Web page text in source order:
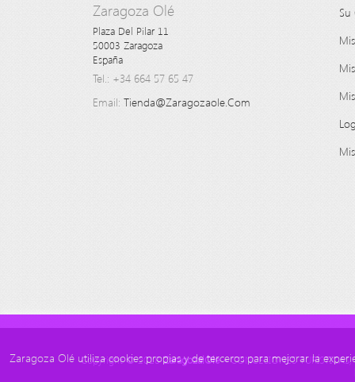
Zaragoza Olé
Plaza Del Pilar 11
50003 Zaragoza
España
Tel.: +34 664 57 65 47
Email: Tienda@zaragozaole.com
Su
Copyright © 2018ZaragozalOle -CONCESIONES
Zaragoza Olé utiliza cookies propias y de terceros para mejorar la